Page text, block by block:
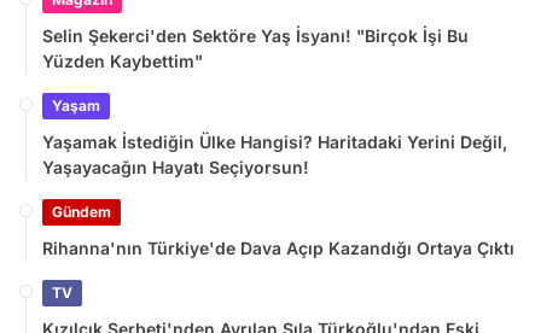
Selin Şekerci'den Sektöre Yaş İsyanı! "Birçok İşi Bu
Yüzden Kaybettim"
Yaşam
Yaşamak İstediğin Ülke Hangisi? Haritadaki Yerini Değil,
Yaşayacağın Hayatı Seçiyorsun!
Gündem
Rihanna'nın Türkiye'de Dava Açıp Kazandığı Ortaya Çıktı
TV
Kızılcık Şerbeti'nden Ayrılan Sıla Türkoğlu'ndan Eski